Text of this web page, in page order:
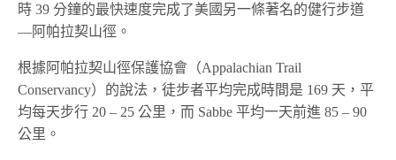
時 39 分鐘的最快速度完成了美國另一條著名的健行步道
—阿帕拉契山徑。
根據阿帕拉契山徑保護協會（Appalachian Trail
Conservancy）的說法，徒步者平均完成時間是 169 天，平
均每天步行 20 – 25 公里，而 Sabbe 平均一天前進 85 – 90
公里。